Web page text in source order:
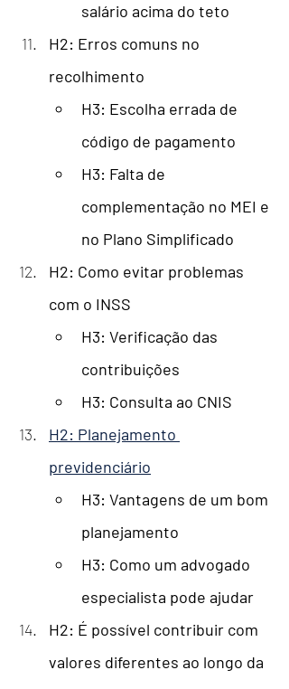
salário acima do teto
H2: Erros comuns no
recolhimento
H3: Escolha errada de
código de pagamento
H3: Falta de
complementação no MEI e
no Plano Simplificado
H2: Como evitar problemas
com o INSS
H3: Verificação das
contribuições
H3: Consulta ao CNIS
H2: Planejamento
previdenciário
H3: Vantagens de um bom
planejamento
H3: Como um advogado
especialista pode ajudar
H2: É possível contribuir com
valores diferentes ao longo da